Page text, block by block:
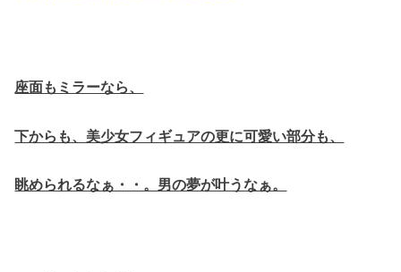
座面もミラーなら、
下からも、美少女フィギュアの更に可愛い部分も、
眺められるなぁ・・。男の夢が叶うなぁ。